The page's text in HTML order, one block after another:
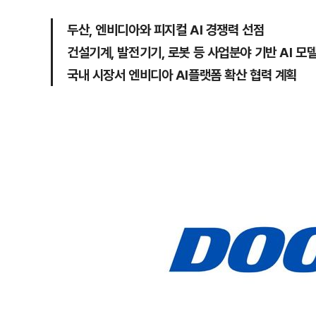
두산, 엔비디아와 피지컬 AI 경쟁력 선점
건설기계, 발전기기, 로봇 등 사업분야 기반 AI 모
국내 시장서 엔비디아 AI플랫폼 확산 협력 계획